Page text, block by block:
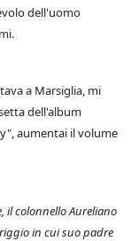
dell'uomo
a Marsiglia, mi
dell'album
aumentai il volume
il colonnello Aureliano
in cui suo padre